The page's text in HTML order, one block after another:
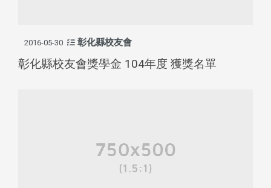
2016-05-30 彰化縣校友會
彰化縣校友會獎學金 104年度 獲獎名單